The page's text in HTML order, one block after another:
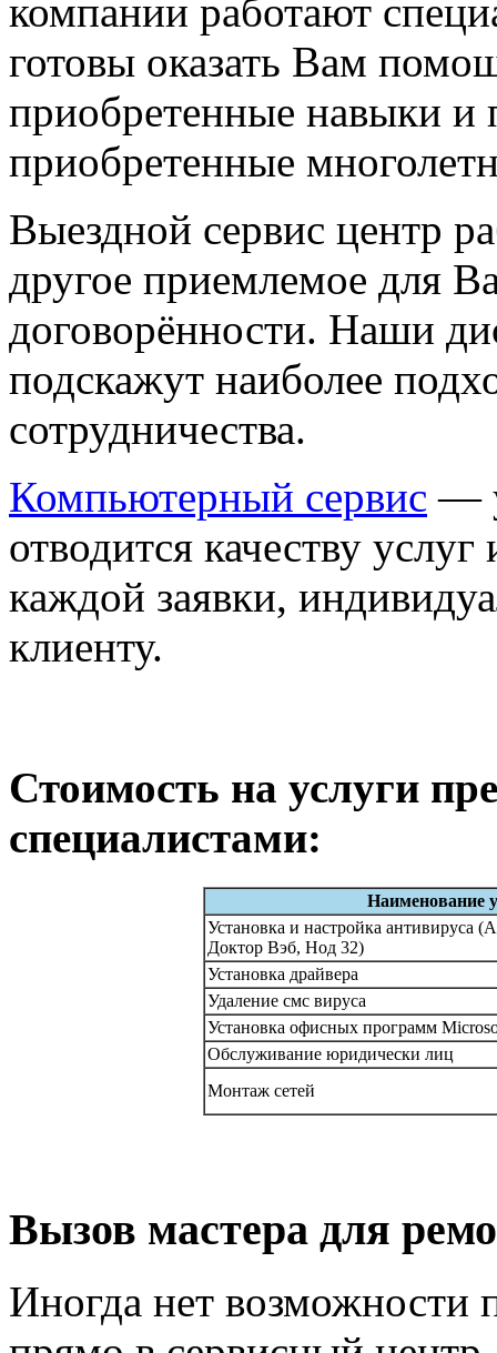
компании работают
готовы оказать Вам
приобретенные навыки и
приобретенные
Выездной сервис центр
другое приемлемое для
договорённости. Наши
подскажут наиболее
сотрудничества.
Компьютерный сервис —
отводится качеству
каждой заявки,
клиенту.
Стоимость на услуги
специалистами:
Наименование
Установка и настройка антивируса
Доктор Вэб, Нод 32)
Установка драйвера
Удаление смс вируса
Установка офисных программ
Обслуживание юридически лиц
Монтаж сетей
Вызов мастера для
Иногда нет возможности